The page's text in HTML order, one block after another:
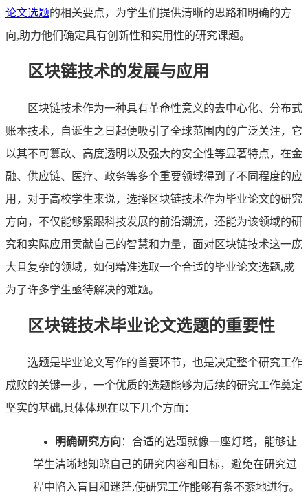
论文选题的相关要点，为学生们提供清晰的思路和明确的方
向,助力他们确定具有创新性和实用性的研究课题。
区块链技术的发展与应用
区块链技术作为一种具有革命性意义的去中心化、分布式
账本技术，自诞生之日起便吸引了全球范围内的广泛关注，它
以其不可篡改、高度透明以及强大的安全性等显著特点，在金
融、供应链、医疗、政务等多个重要领域得到了不同程度的应
用，对于高校学生来说，选择区块链技术作为毕业论文的研究
方向，不仅能够紧跟科技发展的前沿潮流，还能为该领域的研
究和实际应用贡献自己的智慧和力量，面对区块链技术这一庞
大且复杂的领域，如何精准选取一个合适的毕业论文选题,成
为了许多学生亟待解决的难题。
区块链技术毕业论文选题的重要性
选题是毕业论文写作的首要环节，也是决定整个研究工作
成败的关键一步，一个优质的选题能够为后续的研究工作奠定
坚实的基础,具体体现在以下几个方面：
明确研究方向 ：合适的选题就像一座灯塔，能够让
学生清晰地知晓自己的研究内容和目标，避免在研究过
程中陷入盲目和迷茫,使研究工作能够有条不紊地进行。